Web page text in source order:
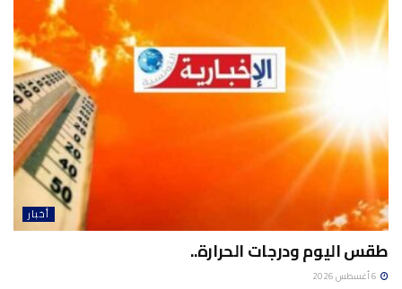
أخبار
طقس اليوم ودرجات الحرارة..